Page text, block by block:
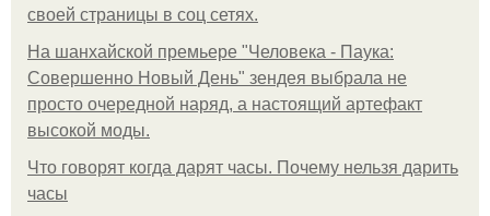
своей страницы в соц сетях.
На шанхайской премьере "Человека - Паука:
Совершенно Новый День" зендея выбрала не
просто очередной наряд, а настоящий артефакт
высокой моды.
Что говорят когда дарят часы. Почему нельзя дарить
часы